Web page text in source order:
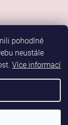
pohodlné
neustále
Více informací
vyhrazena.